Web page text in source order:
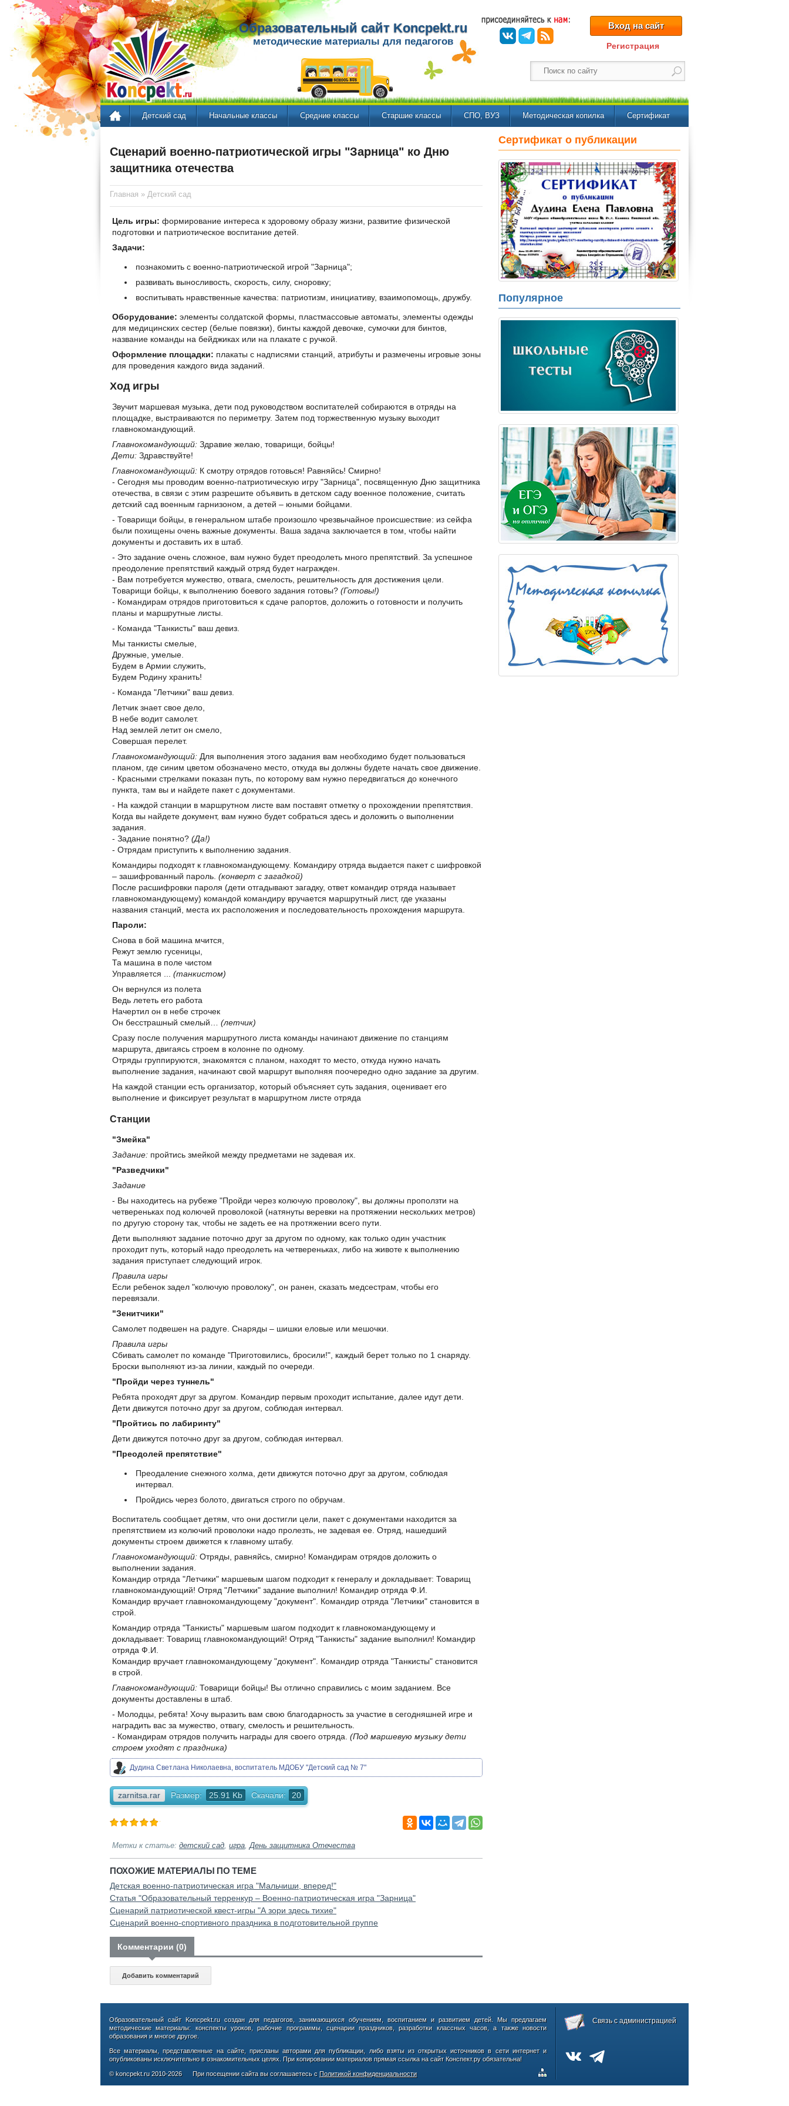
Образовательный сайт Koncpekt.ru
методические материалы для педагогов
Вход на сайт
Регистрация
Детский сад Начальные классы Средние классы Старшие классы СПО, ВУЗ Методическая копилка Сертификат
Сценарий военно-патриотической игры "Зарница" ко Дню
защитника отечества
Главная » Детский сад
Цель игры: формирование интереса к здоровому образу жизни, развитие физической
подготовки и патриотическое воспитание детей.
Задачи:
познакомить с военно-патриотической игрой "Зарница";
развивать выносливость, скорость, силу, сноровку;
воспитывать нравственные качества: патриотизм, инициативу, взаимопомощь, дружбу.
Оборудование: элементы солдатской формы, пластмассовые автоматы, элементы одежды
для медицинских сестер (белые повязки), бинты каждой девочке, сумочки для бинтов,
название команды на бейджиках или на плакате с ручкой.
Оформление площадки: плакаты с надписями станций, атрибуты и размечены игровые зоны
для проведения каждого вида заданий.
Ход игры
Звучит маршевая музыка, дети под руководством воспитателей собираются в отряды на
площадке, выстраиваются по периметру. Затем под торжественную музыку выходит
главнокомандующий.
Главнокомандующий: Здравие желаю, товарищи, бойцы!
Дети: Здравствуйте!
Главнокомандующий: К смотру отрядов готовься! Равняйсь! Смирно!
- Сегодня мы проводим военно-патриотическую игру "Зарница", посвященную Дню защитника
отечества, в связи с этим разрешите объявить в детском саду военное положение, считать
детский сад военным гарнизоном, а детей – юными бойцами.
- Товарищи бойцы, в генеральном штабе произошло чрезвычайное происшествие: из сейфа
были похищены очень важные документы. Ваша задача заключается в том, чтобы найти
документы и доставить их в штаб.
- Это задание очень сложное, вам нужно будет преодолеть много препятствий. За успешное
преодоление препятствий каждый отряд будет награжден.
- Вам потребуется мужество, отвага, смелость, решительность для достижения цели.
Товарищи бойцы, к выполнению боевого задания готовы? (Готовы!)
- Командирам отрядов приготовиться к сдаче рапортов, доложить о готовности и получить
планы и маршрутные листы.
- Команда "Танкисты" ваш девиз.
Мы танкисты смелые,
Дружные, умелые.
Будем в Армии служить,
Будем Родину хранить!
- Команда "Летчики" ваш девиз.
Летчик знает свое дело,
В небе водит самолет.
Над землей летит он смело,
Совершая перелет.
Главнокомандующий: Для выполнения этого задания вам необходимо будет пользоваться
планом, где синим цветом обозначено место, откуда вы должны будете начать свое движение.
- Красными стрелками показан путь, по которому вам нужно передвигаться до конечного
пункта, там вы и найдете пакет с документами.
- На каждой станции в маршрутном листе вам поставят отметку о прохождении препятствия.
Когда вы найдете документ, вам нужно будет собраться здесь и доложить о выполнении
задания.
- Задание понятно? (Да!)
- Отрядам приступить к выполнению задания.
Командиры подходят к главнокомандующему. Командиру отряда выдается пакет с шифровкой
– зашифрованный пароль. (конверт с загадкой)
После расшифровки пароля (дети отгадывают загадку, ответ командир отряда называет
главнокомандующему) командой командиру вручается маршрутный лист, где указаны
названия станций, места их расположения и последовательность прохождения маршрута.
Пароли:
Снова в бой машина мчится,
Режут землю гусеницы,
Та машина в поле чистом
Управляется ... (танкистом)
Он вернулся из полета
Ведь лететь его работа
Начертил он в небе строчек
Он бесстрашный смелый… (летчик)
Сразу после получения маршрутного листа команды начинают движение по станциям
маршрута, двигаясь строем в колонне по одному.
Отряды группируются, знакомятся с планом, находят то место, откуда нужно начать
выполнение задания, начинают свой маршрут выполняя поочередно одно задание за другим.
На каждой станции есть организатор, который объясняет суть задания, оценивает его
выполнение и фиксирует результат в маршрутном листе отряда
Станции
"Змейка"
Задание: пройтись змейкой между предметами не задевая их.
"Разведчики"
Задание
- Вы находитесь на рубеже "Пройди через колючую проволоку", вы должны проползти на
четвереньках под колючей проволокой (натянуты веревки на протяжении нескольких метров)
по другую сторону так, чтобы не задеть ее на протяжении всего пути.
Дети выполняют задание поточно друг за другом по одному, как только один участник
проходит путь, который надо преодолеть на четвереньках, либо на животе к выполнению
задания приступает следующий игрок.
Правила игры
Если ребенок задел "колючую проволоку", он ранен, сказать медсестрам, чтобы его
перевязали.
"Зенитчики"
Самолет подвешен на радуге. Снаряды – шишки еловые или мешочки.
Правила игры
Сбивать самолет по команде "Приготовились, бросили!", каждый берет только по 1 снаряду.
Броски выполняют из-за линии, каждый по очереди.
"Пройди через туннель"
Ребята проходят друг за другом. Командир первым проходит испытание, далее идут дети.
Дети движутся поточно друг за другом, соблюдая интервал.
"Пройтись по лабиринту"
Дети движутся поточно друг за другом, соблюдая интервал.
"Преодолей препятствие"
Преодаление снежного холма, дети движутся поточно друг за другом, соблюдая
интервал.
Пройдись через болото, двигаться строго по обручам.
Воспитатель сообщает детям, что они достигли цели, пакет с документами находится за
препятствием из колючий проволоки надо пролезть, не задевая ее. Отряд, нашедший
документы строем движется к главному штабу.
Главнокомандующий: Отряды, равняйсь, смирно! Командирам отрядов доложить о
выполнении задания.
Командир отряда "Летчики" маршевым шагом подходит к генералу и докладывает: Товарищ
главнокомандующий! Отряд "Летчики" задание выполнил! Командир отряда Ф.И.
Командир вручает главнокомандующему "документ". Командир отряда "Летчики" становится в
строй.
Командир отряда "Танкисты" маршевым шагом подходит к главнокомандующему и
докладывает: Товарищ главнокомандующий! Отряд "Танкисты" задание выполнил! Командир
отряда Ф.И.
Командир вручает главнокомандующему "документ". Командир отряда "Танкисты" становится
в строй.
Главнокомандующий: Товарищи бойцы! Вы отлично справились с моим заданием. Все
документы доставлены в штаб.
- Молодцы, ребята! Хочу выразить вам свою благодарность за участие в сегодняшней игре и
наградить вас за мужество, отвагу, смелость и решительность.
- Командирам отрядов получить награды для своего отряда. (Под маршевую музыку дети
строем уходят с праздника)
Дудина Светлана Николаевна, воспитатель МДОБУ "Детский сад № 7"
zarnitsa.rar Размер: 25.91 Kb Скачали: 20
Метки к статье: детский сад, игра,День защитника Отечества
ПОХОЖИЕ МАТЕРИАЛЫ ПО ТЕМЕ
Детская военно-патриотическая игра "Мальчиши, вперед!"
Статья "Образовательный терренкур – Военно-патриотическая игра "Зарница"
Сценарий патриотической квест-игры "А зори здесь тихие"
Сценарий военно-спортивного праздника в подготовительной группе
Комментарии (0)
Добавить комментарий
Сертификат о публикации
Популярное
Образовательный сайт Koncpekt.ru создан для педагогов, занимающихся обучением, воспитанием и развитием детей. Мы предлагаем
методические материалы: конспекты уроков, рабочие программы, сценарии праздников, разработки классных часов, а также новости
образования и многое другое.
Все материалы, представленные на сайте, присланы авторами для публикации, либо взяты из открытых источников в сети интернет и
опубликованы исключительно в ознакомительных целях. При копировании материалов прямая ссылка на сайт Конспект.ру обязательна!
© koncpekt.ru2010-2026При посещении сайта вы соглашаетесь с Политикой конфиденциальности
Связь с администрацией